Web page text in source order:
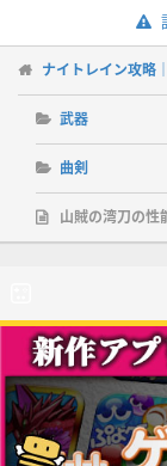
ナイトレイン攻略
武器
曲剣
山賊の湾刀の性